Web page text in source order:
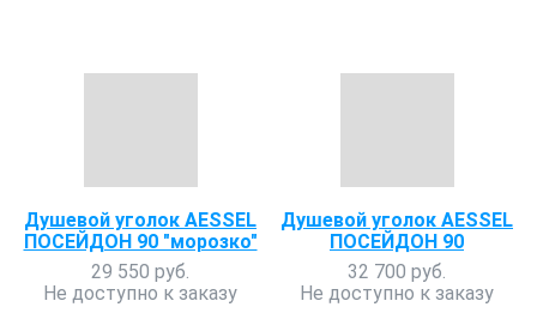
Душевой уголок AESSEL
ПОСЕЙДОН 90 "морозко"
29 550 руб.
Не доступно к заказу
Душевой уголок AESSEL
ПОСЕЙДОН 90
32 700 руб.
Не доступно к заказу